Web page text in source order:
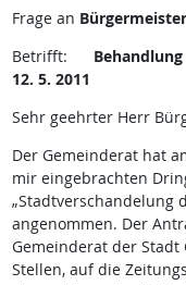
Frage an
Betrifft:
12. 5. 2011
Sehr geehrter Herr
Der Gemeinderat hat
mir eingebrachten
„Stadtverschandelung
angenommen. Der
Gemeinderat der
Stellen, auf die